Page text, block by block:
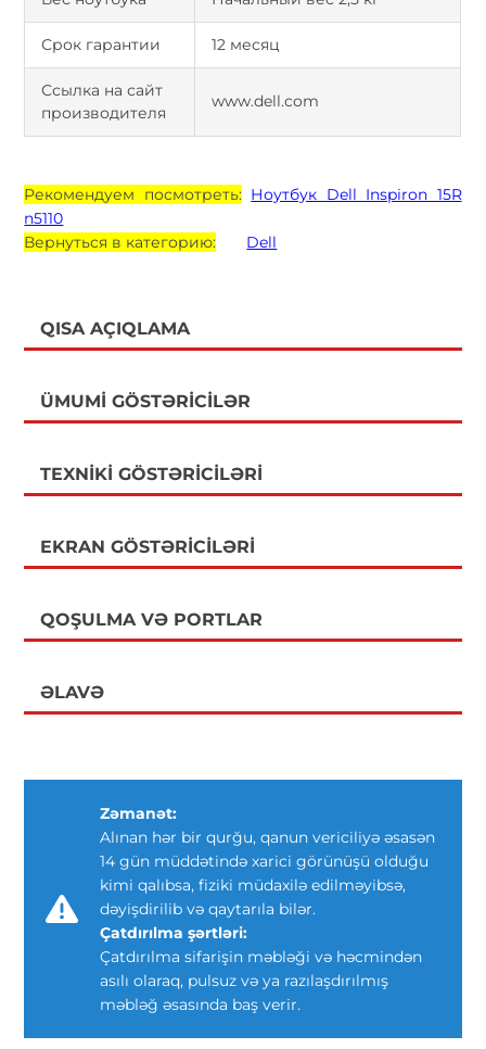
Срок гарантии 12 месяц
Ссылка на сайт
производителя
www.dell.com
Рекомендуем посмотреть: Ноутбук Dell Inspiron 15R
n5110
Вернуться в категорию:
Dell
QISA AÇIQLAMA
ÜMUMI GÖSTƏRICILƏR
TEXNIKI GÖSTƏRICILƏRI
EKRAN GÖSTƏRICILƏRI
QOŞULMA VƏ PORTLAR
ƏLAVƏ
Zəmanət:
Alınan hər bir qurğu, qanun vericiliyə əsasən
14 gün müddətində xarici görünüşü olduğu
kimi qalıbsa, fiziki müdaxilə edilməyibsə,
dəyişdirilib və qaytarıla bilər.
Çatdırılma şərtləri:
Çatdırılma sifarişin məbləği və həcmindən
asılı olaraq, pulsuz və ya razılaşdırılmış
məbləğ əsasında baş verir.